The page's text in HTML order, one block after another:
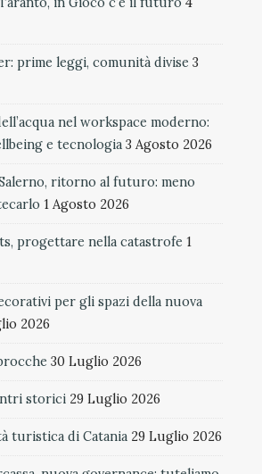
prime leggi, comunità divise 3
nel workspace moderno:
e tecnologia 3 Agosto 2026
ritorno al futuro: meno
1 Agosto 2026
progettare nella catastrofe 1
per gli spazi della nuova
2026
30 Luglio 2026
storici 29 Luglio 2026
turistica di Catania 29 Luglio 2026